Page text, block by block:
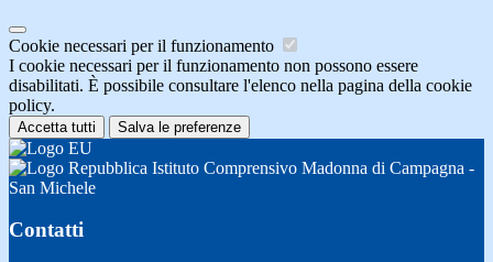
Cookie necessari per il funzionamento
I cookie necessari per il funzionamento non possono essere
disabilitati. È possibile consultare l'elenco nella pagina della cookie
policy.
Accetta tutti Salva le preferenze
Istituto Comprensivo Madonna di Campagna -
San Michele
Contatti